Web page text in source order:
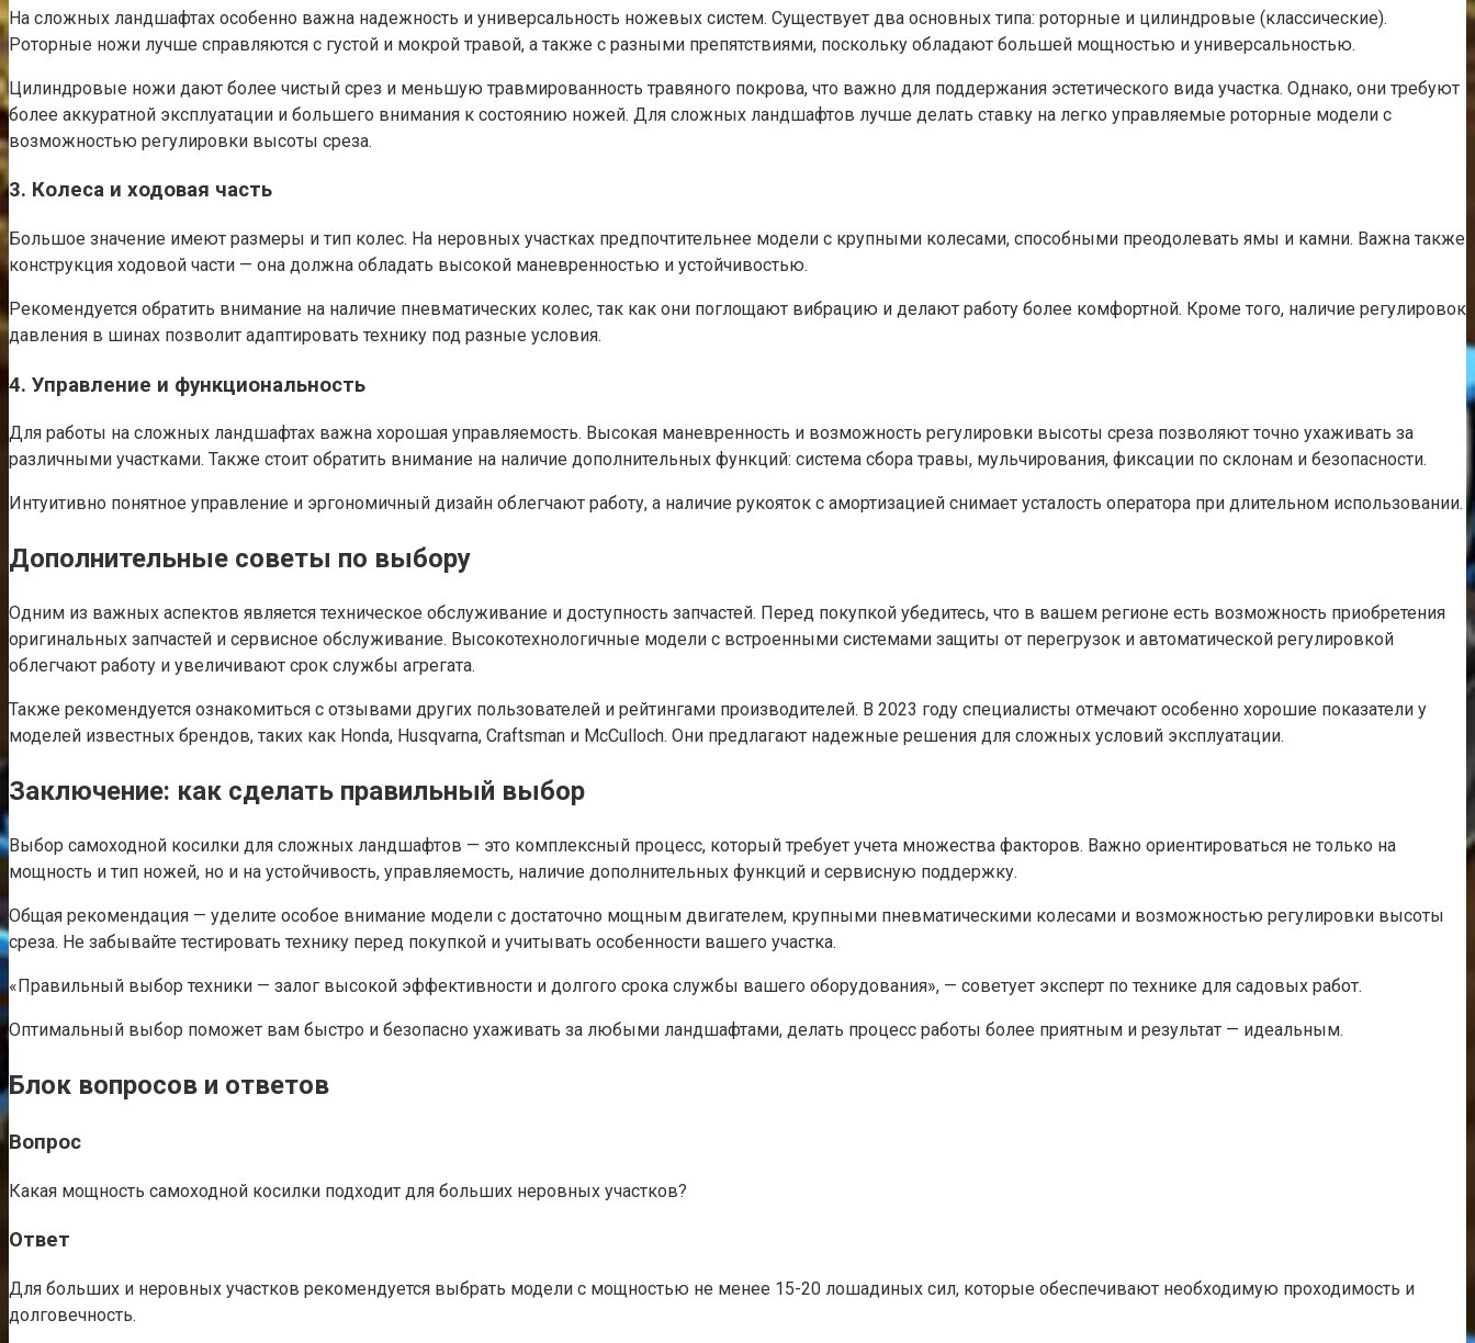
На сложных ландшафтах особенно важна надежность и универсальность ножевых систем. Существует два основных типа: роторные и цилиндровые (классические).
Роторные ножи лучше справляются с густой и мокрой травой, а также с разными препятствиями, поскольку обладают большей мощностью и универсальностью.
Цилиндровые ножи дают более чистый срез и меньшую травмированность травяного покрова, что важно для поддержания эстетического вида участка. Однако, они требуют
более аккуратной эксплуатации и большего внимания к состоянию ножей. Для сложных ландшафтов лучше делать ставку на легко управляемые роторные модели с
возможностью регулировки высоты среза.
3. Колеса и ходовая часть
Большое значение имеют размеры и тип колес. На неровных участках предпочтительнее модели с крупными колесами, способными преодолевать ямы и камни. Важна также
конструкция ходовой части — она должна обладать высокой маневренностью и устойчивостью.
Рекомендуется обратить внимание на наличие пневматических колес, так как они поглощают вибрацию и делают работу более комфортной. Кроме того, наличие регулировок
давления в шинах позволит адаптировать технику под разные условия.
4. Управление и функциональность
Для работы на сложных ландшафтах важна хорошая управляемость. Высокая маневренность и возможность регулировки высоты среза позволяют точно ухаживать за
различными участками. Также стоит обратить внимание на наличие дополнительных функций: система сбора травы, мульчирования, фиксации по склонам и безопасности.
Интуитивно понятное управление и эргономичный дизайн облегчают работу, а наличие рукояток с амортизацией снимает усталость оператора при длительном использовании.
Дополнительные советы по выбору
Одним из важных аспектов является техническое обслуживание и доступность запчастей. Перед покупкой убедитесь, что в вашем регионе есть возможность приобретения
оригинальных запчастей и сервисное обслуживание. Высокотехнологичные модели с встроенными системами защиты от перегрузок и автоматической регулировкой
облегчают работу и увеличивают срок службы агрегата.
Также рекомендуется ознакомиться с отзывами других пользователей и рейтингами производителей. В 2023 году специалисты отмечают особенно хорошие показатели у
моделей известных брендов, таких как Honda, Husqvarna, Craftsman и McCulloch. Они предлагают надежные решения для сложных условий эксплуатации.
Заключение: как сделать правильный выбор
Выбор самоходной косилки для сложных ландшафтов — это комплексный процесс, который требует учета множества факторов. Важно ориентироваться не только на
мощность и тип ножей, но и на устойчивость, управляемость, наличие дополнительных функций и сервисную поддержку.
Общая рекомендация — уделите особое внимание модели с достаточно мощным двигателем, крупными пневматическими колесами и возможностью регулировки высоты
среза. Не забывайте тестировать технику перед покупкой и учитывать особенности вашего участка.
«Правильный выбор техники — залог высокой эффективности и долгого срока службы вашего оборудования», — советует эксперт по технике для садовых работ.
Оптимальный выбор поможет вам быстро и безопасно ухаживать за любыми ландшафтами, делать процесс работы более приятным и результат — идеальным.
Блок вопросов и ответов
Вопрос
Какая мощность самоходной косилки подходит для больших неровных участков?
Ответ
Для больших и неровных участков рекомендуется выбрать модели с мощностью не менее 15-20 лошадиных сил, которые обеспечивают необходимую проходимость и
долговечность.